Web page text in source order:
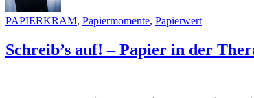
PAPIERKRAM, Papiermomente, Papierwert
Schreib’s auf! – Papier in der